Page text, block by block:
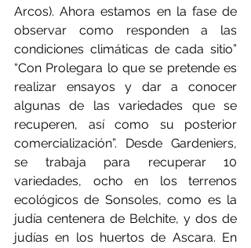
Arcos). Ahora estamos en la fase de
observar como responden a las
condiciones climáticas de cada sitio”
“Con Prolegara lo que se pretende es
realizar ensayos y dar a conocer
algunas de las variedades que se
recuperen, así como su posterior
comercialización”. Desde Gardeniers,
se trabaja para recuperar 10
variedades, ocho en los terrenos
ecológicos de Sonsoles, como es la
judía centenera de Belchite, y dos de
judías en los huertos de Ascara. En